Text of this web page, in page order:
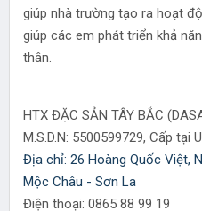
giúp nhà trường tạo ra hoạt
giúp các em phát triển khả
thân.
HTX ĐẶC SẢN TÂY BẮC
M.S.D.N: 5500599729, Cấp tại
Địa chỉ: 26 Hoàng Quốc Việt,
Mộc Châu - Sơn La
Điện thoại: 0865 88 99 19